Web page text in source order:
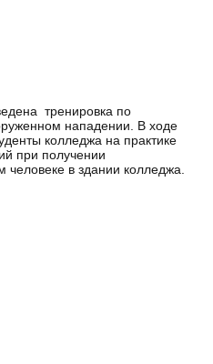
тренировка по
нападении. В ходе
колледжа на практике
при получении
в здании колледжа.